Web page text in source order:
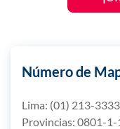
Número de
Lima: (01) 213-3333
Provincias: 0801-1-